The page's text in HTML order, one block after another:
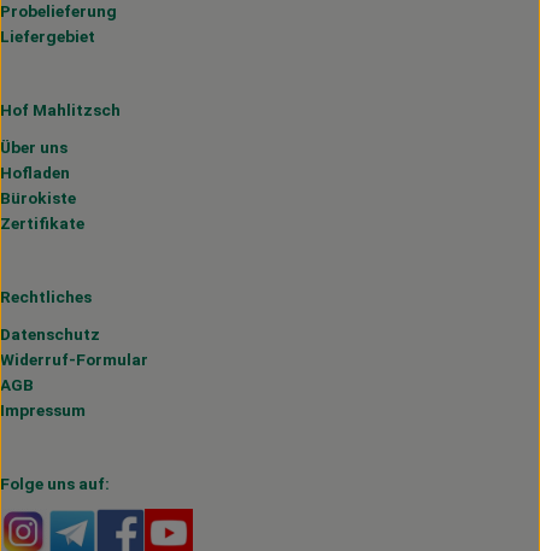
Probelieferung
Liefergebiet
Hof Mahlitzsch
Über uns
Hofladen
Bürokiste
Zertifikate
Rechtliches
Datenschutz
Widerruf-Formular
AGB
Impressum
Folge uns auf:
Externer Link zu https://www.instagram.com/
Externer Link zu https://t.me/s/hofmahlitzsch
Externer Link zu https://www.facebook.com/